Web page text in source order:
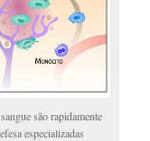
são rapidamente
especializadas